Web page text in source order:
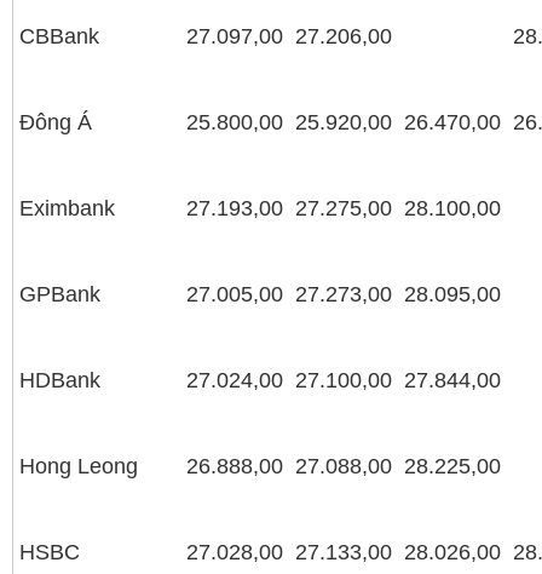
CBBank 27.097,00 27.206,00
Đông Á 25.800,00 25.920,00 26.470,00
Eximbank 27.193,00 27.275,00 28.100,00
GPBank 27.005,00 27.273,00 28.095,00
HDBank 27.024,00 27.100,00 27.844,00
Hong Leong 26.888,00 27.088,00 28.225,00
HSBC 27.028,00 27.133,00 28.026,00